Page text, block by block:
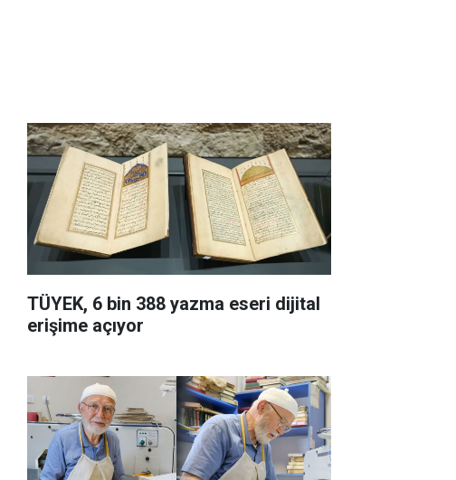
TÜYEK, 6 bin 388 yazma eseri dijital
erişime açıyor